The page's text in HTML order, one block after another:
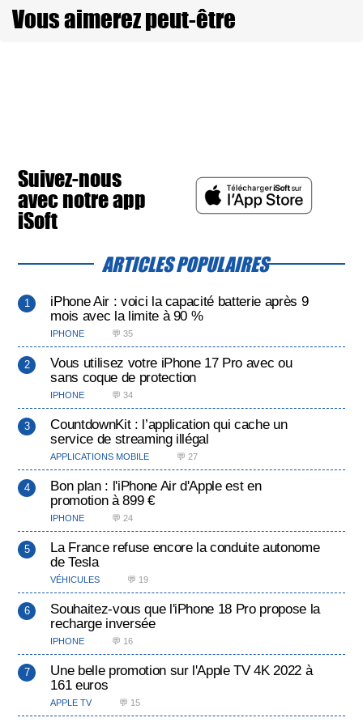
Vous aimerez peut-être
Suivez-nous
avec notre app
iSoft
ARTICLES POPULAIRES
iPhone Air : voici la capacité batterie après 9
mois avec la limite à 90 %
IPHONE 💬 35
Vous utilisez votre iPhone 17 Pro avec ou
sans coque de protection
IPHONE 💬 34
CountdownKit : l’application qui cache un
service de streaming illégal
APPLICATIONS MOBILE 💬 27
Bon plan : l'iPhone Air d'Apple est en
promotion à 899 €
IPHONE 💬 24
La France refuse encore la conduite autonome
de Tesla
VÉHICULES 💬 19
Souhaitez-vous que l'iPhone 18 Pro propose la
recharge inversée
IPHONE 💬 16
Une belle promotion sur l'Apple TV 4K 2022 à
161 euros
APPLE TV 💬 15